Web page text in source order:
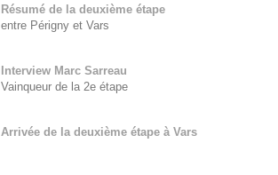
Résumé de la deuxième étape
entre Périgny et Vars
Interview Marc Sarreau
Vainqueur de la 2e étape
Arrivée de la deuxième étape à Vars